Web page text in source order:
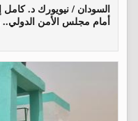
السودان / نيويورك د.
أمام مجلس الأمن